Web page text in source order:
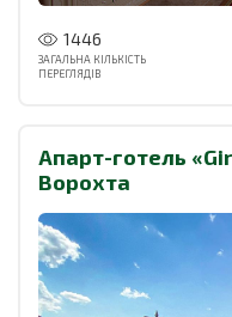
1446
ЗАГАЛЬНА КІЛЬКІСТЬ
ПЕРЕГЛЯДІВ
Апарт-готель
Ворохта